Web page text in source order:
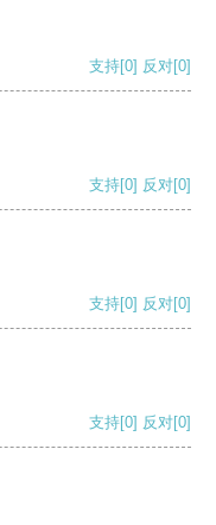
支持[0] 反对[0]
支持[0] 反对[0]
支持[0] 反对[0]
支持[0] 反对[0]